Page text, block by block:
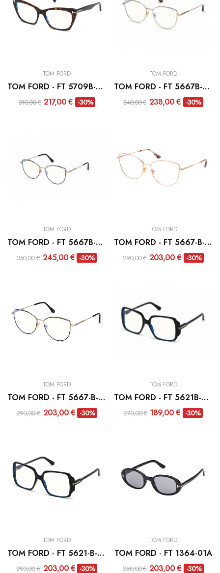
TOM FORD
TOM FORD - FT 5709B-052
310,00 € 217,00 € -30%
TOM FORD
TOM FORD - FT 5667B-028
340,00 € 238,00 € -30%
TOM FORD
TOM FORD - FT 5667B-005
350,00 € 245,00 € -30%
TOM FORD
TOM FORD - FT 5667-B-028
290,00 € 203,00 € -30%
TOM FORD
TOM FORD - FT 5667-B-005
290,00 € 203,00 € -30%
TOM FORD
TOM FORD - FT 5621B-001
270,00 € 189,00 € -30%
TOM FORD
TOM FORD - FT 5621-B-001
290,00 € 203,00 € -30%
TOM FORD
TOM FORD - FT 1364-01A
290,00 € 203,00 € -30%